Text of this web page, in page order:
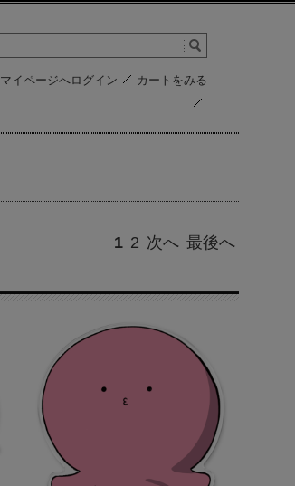
マイページへログイン カートをみる
1 2 次へ 最後へ